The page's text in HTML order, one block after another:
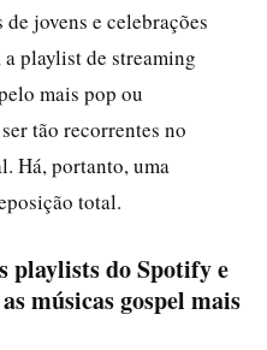
jovens e celebrações
playlist de streaming
mais pop ou
tão recorrentes no
Há, portanto, uma
total.
playlists do Spotify e
músicas gospel mais